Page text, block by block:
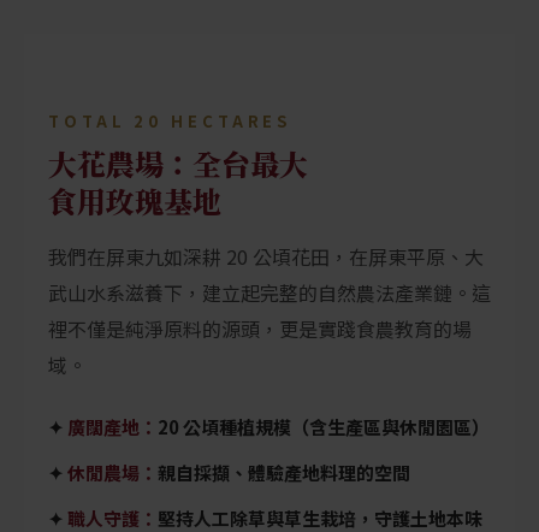
TOTAL 20 HECTARES
大花農場：全台最大
食用玫瑰基地
我們在屏東九如深耕 20 公頃花田，在屏東平原、大
武山水系滋養下，建立起完整的自然農法產業鏈。這
裡不僅是純淨原料的源頭，更是實踐食農教育的場
域。
✦ 廣闊產地： 20 公頃種植規模（含生產區與休閒園區）
✦休閒農場： 親自採擷、體驗產地料理的空間
✦ 職人守護： 堅持人工除草與草生栽培，守護土地本味